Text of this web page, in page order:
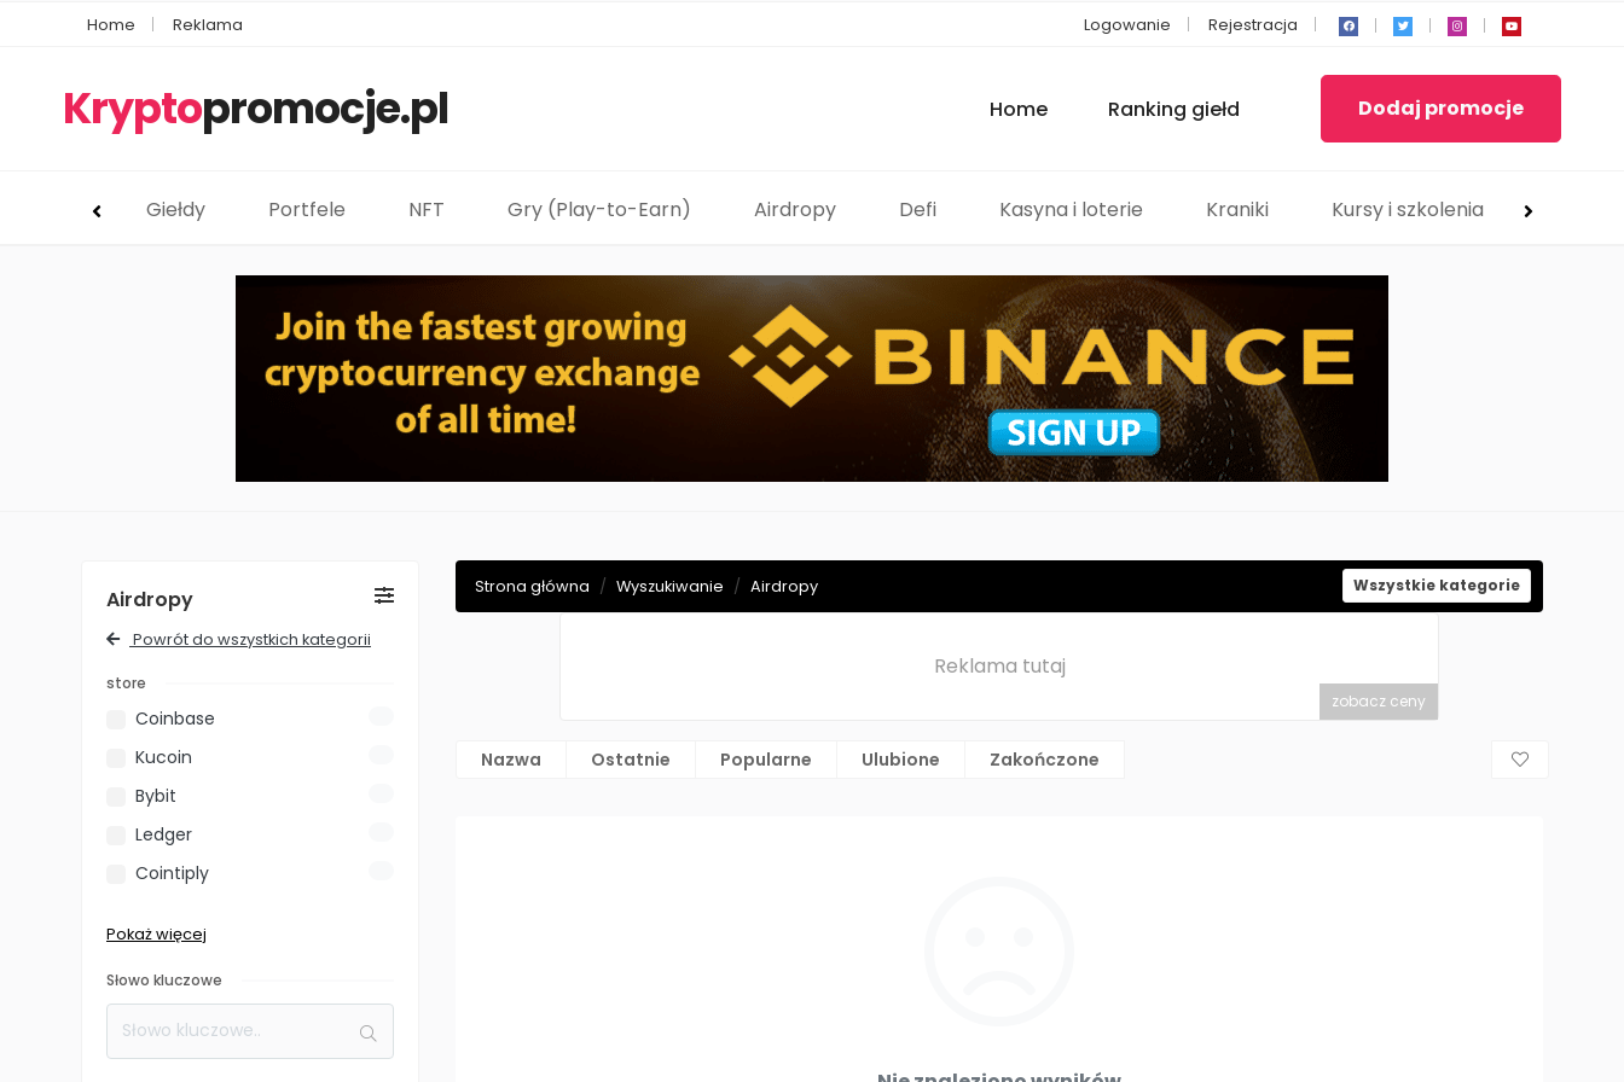
Home Reklama Logowanie Rejestracja
Kryptopromocje.pl Home Ranking giełd Dodaj promocje
Giełdy Portfele NFT Gry (Play-to-Earn) Airdropy Defi Kasyna i loterie Kraniki Kursy i szkolenia
Airdropy
Powrót do wszystkich kategorii
store
Coinbase
Kucoin
Bybit
Ledger
Cointiply
Crypto.com
Splinterlands
Enjin Wallet
BetFury.io 0
Pokaż więcej
Słowo kluczowe
Wszystkie kategorie
Strona główna Wyszukiwanie Airdropy
Reklama tutaj
zobacz ceny
Nazwa Ostatnie Popularne Ulubione Zakończone